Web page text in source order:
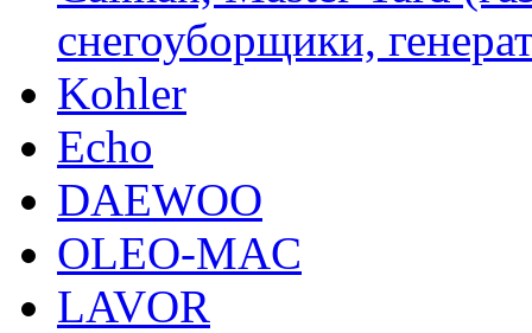
снегоуборщики,
Kohler
Echo
DAEWOO
OLEO-MAC
LAVOR